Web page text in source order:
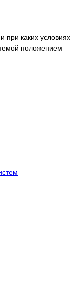
при каких условиях
положением